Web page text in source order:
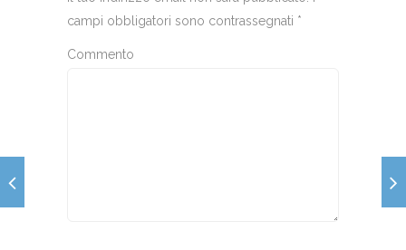
campi obbligatori sono contrassegnati *
Commento